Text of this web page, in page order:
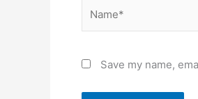
Save my name,